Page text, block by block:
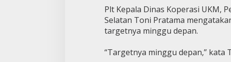
Plt Kepala Dinas Koperasi UKM,
Selatan Toni Pratama
targetnya minggu depan.
“Targetnya minggu depan,” kata